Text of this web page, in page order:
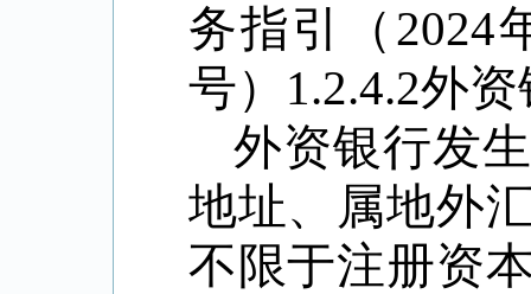
务指引（ 2024
号） 1.2.4.2外资
外资银行发
地址、属地外
不限于注册资